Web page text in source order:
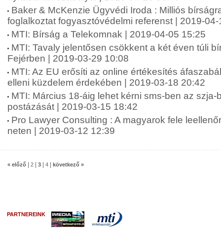
Baker & McKenzie Ügyvédi Iroda : Milliós
foglalkoztat fogyasztóvédelmi referenst | 2019-
MTI: Bírság a Telekomnak | 2019-04-05 15:25
MTI: Tavaly jelentősen csökkent a két éven túli
Fejérben | 2019-03-29 10:08
MTI: Az EU erősíti az online értékesítés
elleni küzdelem érdekében | 2019-03-18 20:42
MTI: Március 18-áig lehet kérni sms-ben az szja-
postázását | 2019-03-15 18:42
Pro Lawyer Consulting : A magyarok fele
neten | 2019-03-12 12:39
« előző 2 3 4 következő »
PARTNEREINK